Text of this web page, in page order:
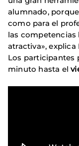
alumnado,
como para el
las competencias
atractiva», explica
Los participantes
minuto hasta el